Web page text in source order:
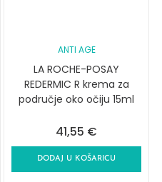
ANTI AGE
LA ROCHE-POSAY
REDERMIC R krema za
područje oko očiju 15ml
41,55 €
DODAJ U KOŠARICU